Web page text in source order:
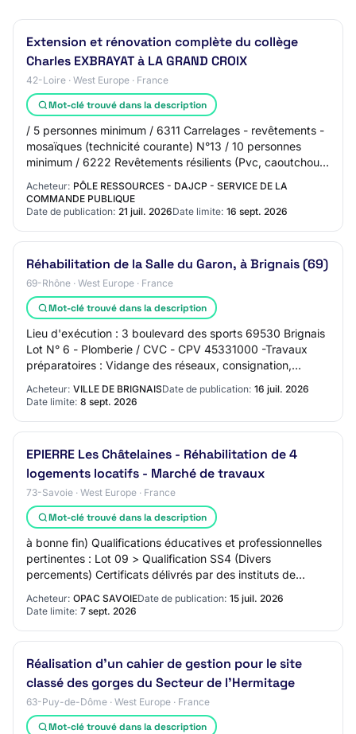
Extension et rénovation complète du collège
Charles EXBRAYAT à LA GRAND CROIX
42-Loire · West Europe · France
Mot-clé trouvé dans la description
/ 5 personnes minimum / 6311 Carrelages - revêtements -
mosaïques (technicité courante) N°13 / 10 personnes
minimum / 6222 Revêtements résilients (Pvc, caoutchouc,
linoléum et assimilés) (technicité…
Acheteur: PÔLE RESSOURCES - DAJCP - SERVICE DE LA
COMMANDE PUBLIQUE
Date de publication: 21 juil. 2026Date limite: 16 sept. 2026
Réhabilitation de la Salle du Garon, à Brignais (69)
69-Rhône · West Europe · France
Mot-clé trouvé dans la description
Lieu d'exécution : 3 boulevard des sports 69530 Brignais
Lot N° 6 - Plomberie / CVC - CPV 45331000 -Travaux
préparatoires : Vidange des réseaux, consignation,
Acheteur: VILLE DE BRIGNAISDate de publication: 16 juil. 2026
Date limite: 8 sept. 2026
EPIERRE Les Châtelaines - Réhabilitation de 4
logements locatifs - Marché de travaux
73-Savoie · West Europe · France
Mot-clé trouvé dans la description
à bonne fin) Qualifications éducatives et professionnelles
pertinentes : Lot 09 > Qualification SS4 (Divers
percements) Certificats délivrés par des instituts de
Acheteur: OPAC SAVOIEDate de publication: 15 juil. 2026
Date limite: 7 sept. 2026
Réalisation d’un cahier de gestion pour le site
classé des gorges du Secteur de l’Hermitage
63-Puy-de-Dôme · West Europe · France
Mot-clé trouvé dans la description